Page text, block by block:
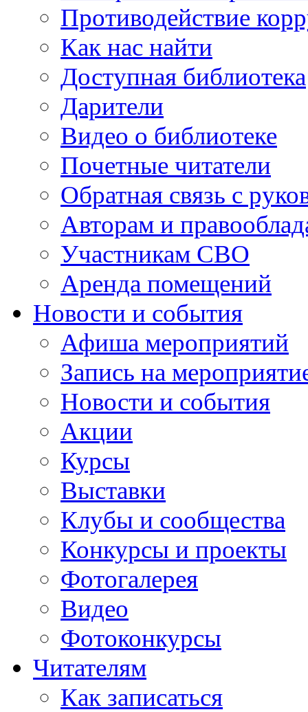
Противодействие
Как нас найти
Доступная библиотека
Дарители
Видео о библиотеке
Почетные читатели
Обратная связь с
Авторам и
Участникам СВО
Аренда помещений
Новости и события
Афиша мероприятий
Запись на
Новости и события
Акции
Курсы
Выставки
Клубы и сообщества
Конкурсы и проекты
Фотогалерея
Видео
Фотоконкурсы
Читателям
Как записаться